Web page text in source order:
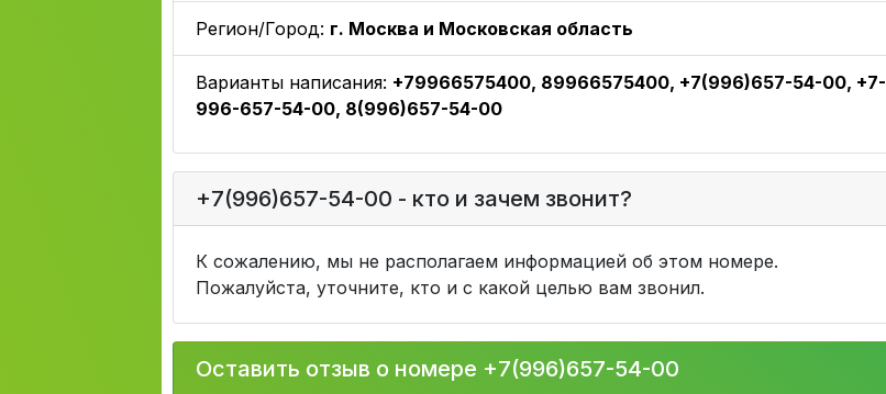
Регион/Город: г. Москва и Московская область
Варианты написания: +79966575400, 89966575400, +7(996)657-54-00, +7-
996-657-54-00, 8(996)657-54-00
+7(996)657-54-00 - кто и зачем звонит?
К сожалению, мы не располагаем информацией об этом номере.
Пожалуйста, уточните, кто и с какой целью вам звонил.
Оставить отзыв о номере +7(996)657-54-00